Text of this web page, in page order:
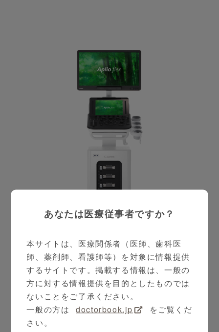
超音波診断装置 Ａｐｌｉｏ ｆｌｅｘ ＣＵ
Ｓ－ＡＦＬ００
超音波診断装置, Aplio, 心エコー, 心臓, エ...
あなたは医療従事者ですか？
本サイトは、医療関係者（医師、歯科医
師、薬剤師、看護師等）を対象に情報提供
するサイトです。掲載する情報は、一般の
方に対する情報提供を目的としたものでは
ないことをご了承ください。
一般の方は
doctorbook.jp
をご覧くだ
さい。